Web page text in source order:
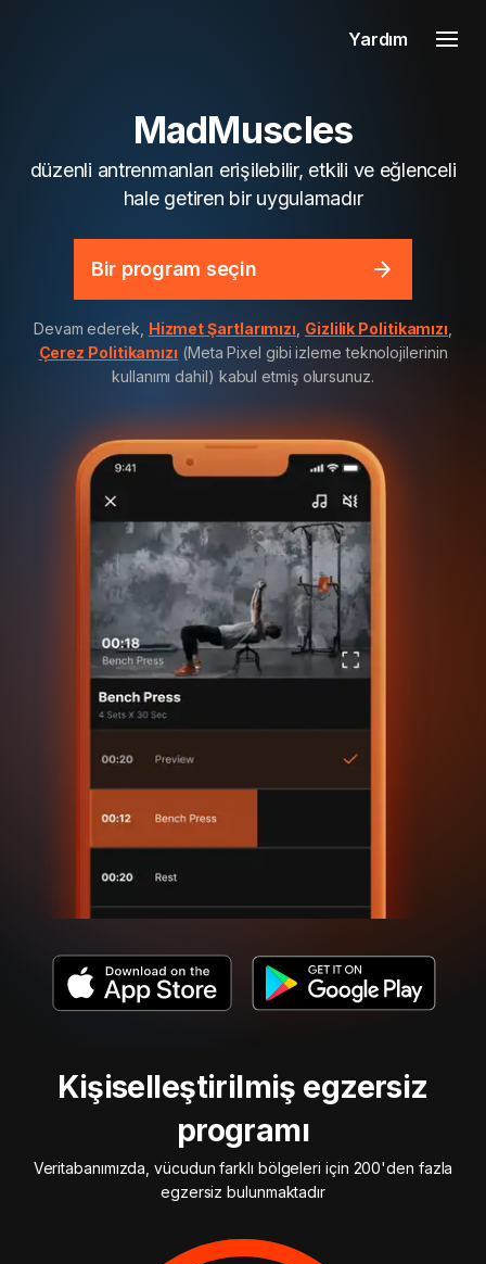
Yardım
MadMuscles
düzenli antrenmanları erişilebilir, etkili ve eğlenceli
hale getiren bir uygulamadır
Bir program seçin
Devam ederek, Hizmet Şartlarımızı Gizlilik Politikamızı
Çerez Politikamızı (Meta Pixel gibi izleme teknolojilerinin
kullanımı dahil) kabul etmiş olursunuz.
Kişiselleştirilmiş egzersiz
programı
Veritabanımızda, vücudun farklı bölgeleri için 200'den fazla
egzersiz bulunmaktadır